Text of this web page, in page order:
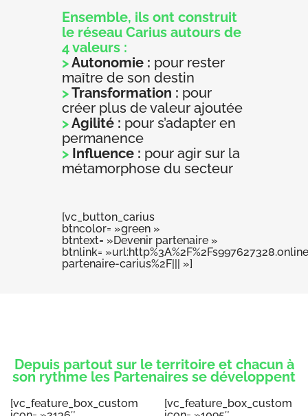
Ensemble, ils ont construit
le réseau Carius autours de
4 valeurs :
>Autonomie : pour rester
maître de son destin
>Transformation : pour
créer plus de valeur ajoutée
>Agilité : pour s’adapter en
permanence
> Influence : pour agir sur la
métamorphose du secteur
[vc_button_carius
btncolor= »green »
btntext= »Devenir partenaire »
btnlink=
partenaire-carius%2F||| »]
Depuis partout sur le territoire et chacun à
son rythme les Partenaires se développent
[vc_feature_box_custom
[vc_feature_box_custom